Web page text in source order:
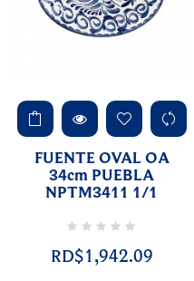
FUENTE OVAL OA
34cm PUEBLA
NPTM3411 1/1
RD$1,942.09